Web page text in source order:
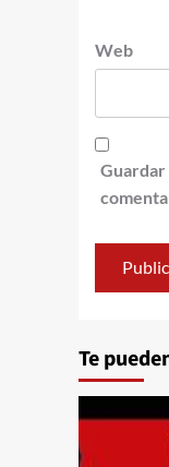
Web
Guardar
Te